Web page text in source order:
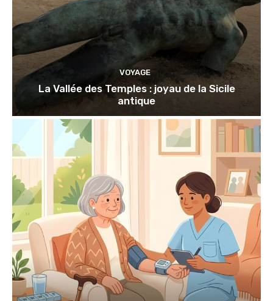
VOYAGE
La Vallée des Temples : joyau de la Sicile
antique